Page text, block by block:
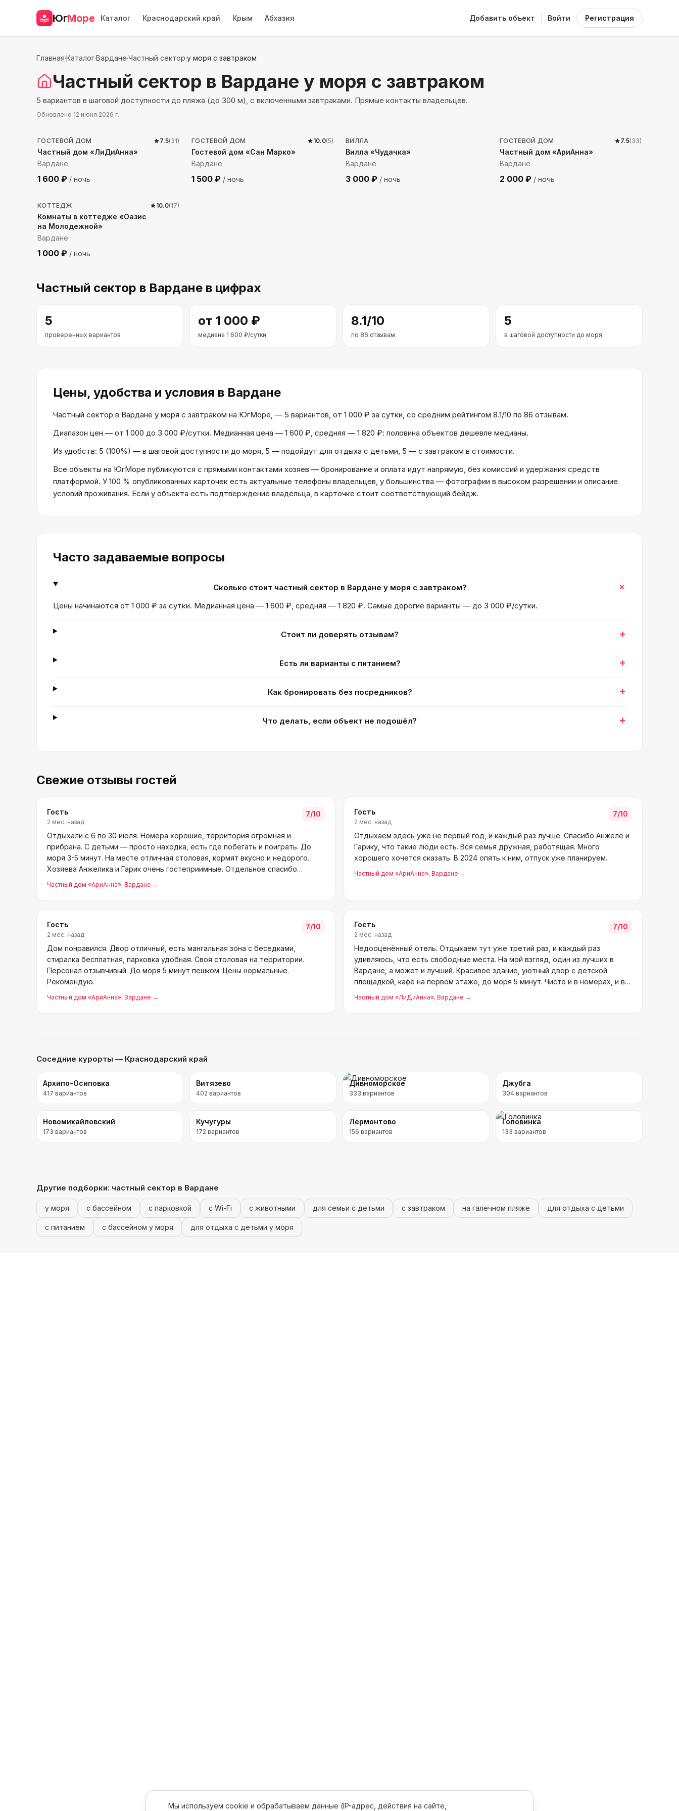
ЮгМоре Каталог Краснодарский край Крым Абхазия Добавить объект Войти Регистрация
Главная·Каталог·Вардане·Частный сектор·у моря с завтраком
Частный сектор в Вардане у моря с завтраком
5 вариантов в шаговой доступности до пляжа (до 300 м), с включёнными завтраками. Прямые контакты владельцев.
Обновлено 12 июня 2026 г.
227м до моря
ГОСТЕВОЙ ДОМ 7.5(31)
Частный дом «ЛиДиАнна»
Вардане
1 600 ₽ / ночь
ГОСТЕВОЙ ДОМ 10.0(5)
Гостевой дом «Сан Марко»
Вардане
1 500 ₽ / ночь
ВИЛЛА
Вилла «Чудачка»
Вардане
3 000 ₽ / ночь
ГОСТЕВОЙ ДОМ 7.5(33)
Частный дом «АриАнна»
Вардане
2 000 ₽ / ночь
258м до моря
КОТТЕДЖ 10.0(17)
Комнаты в коттедже «Оазис
на Молодежной»
Вардане
1 000 ₽ / ночь
Частный сектор в Вардане в цифрах
5
проверенных вариантов
от 1 000 ₽
медиана 1 600 ₽/сутки
8.1/10
по 86 отзывам
5
в шаговой доступности до моря
Цены, удобства и условия в Вардане
Частный сектор в Вардане у моря с завтраком на ЮгМоре, — 5 вариантов, от 1 000 ₽ за сутки, со средним рейтингом 8.1/10 по 86 отзывам.
Диапазон цен — от 1 000 до 3 000 ₽/сутки. Медианная цена — 1 600 ₽, средняя — 1 820 ₽: половина объектов дешевле медианы.
Из удобств: 5 (100%) — в шаговой доступности до моря, 5 — подойдут для отдыха с детьми, 5 — с завтраком в стоимости.
Все объекты на ЮгМоре публикуются с прямыми контактами хозяев — бронирование и оплата идут напрямую, без комиссий и удержания средств
платформой. У 100 % опубликованных карточек есть актуальные телефоны владельцев, у большинства — фотографии в высоком разрешении и описание
условий проживания. Если у объекта есть подтверждение владельца, в карточке стоит соответствующий бейдж.
Часто задаваемые вопросы
Сколько стоит частный сектор в Вардане у моря с завтраком? +
Цены начинаются от 1 000 ₽ за сутки. Медианная цена — 1 600 ₽, средняя — 1 820 ₽. Самые дорогие варианты — до 3 000 ₽/сутки.
Стоит ли доверять отзывам? +
Есть ли варианты с питанием? +
Как бронировать без посредников? +
Что делать, если объект не подошёл? +
Свежие отзывы гостей
Гость
2 мес. назад
7/10
Отдыхали с 6 по 30 июля. Номера хорошие, территория огромная и
прибрана. С детьми — просто находка, есть где побегать и поиграть. До
моря 3-5 минут. На месте отличная столовая, кормят вкусно и недорого.
Хозяева Анжелика и Гарик очень гостеприимные. Отдельное спасибо
Зиночке — душ
Частный дом «АриАнна», Вардане →
Гость
2 мес. назад
7/10
Отдыхаем здесь уже не первый год, и каждый раз лучше. Спасибо Анжеле и
Гарику, что такие люди есть. Вся семья дружная, работящая. Много
хорошего хочется сказать. В 2024 опять к ним, отпуск уже планируем.
Частный дом «АриАнна», Вардане →
Гость
2 мес. назад
7/10
Дом понравился. Двор отличный, есть мангальная зона с беседками,
стиралка бесплатная, парковка удобная. Своя столовая на территории.
Персонал отзывчивый. До моря 5 минут пешком. Цены нормальные.
Рекомендую.
Частный дом «АриАнна», Вардане →
Гость
2 мес. назад
7/10
Недооценённый отель. Отдыхаем тут уже третий раз, и каждый раз
удивляюсь, что есть свободные места. На мой взгляд, один из лучших в
Вардане, а может и лучший. Красивое здание, уютный двор с детской
площадкой, кафе на первом этаже, до моря 5 минут. Чисто и в номерах, и во
дворе. С
Частный дом «ЛиДиАнна», Вардане →
Соседние курорты — Краснодарский край
Архипо-Осиповка
417 вариантов
Витязево
402 вариантов
Дивноморское
333 вариантов
Джубга
304 вариантов
Новомихайловский
173 вариантов
Кучугуры
172 вариантов
Лермонтово
156 вариантов
Головинка
133 вариантов
Другие подборки: частный сектор в Вардане
у моря с бассейном с парковкой с Wi-Fi с животными для семьи с детьми с завтраком на галечном пляже для отдыха с детьми
с питанием с бассейном у моря для отдыха с детьми у моря
Мы используем cookie и обрабатываем данные (IP-адрес, действия на сайте,